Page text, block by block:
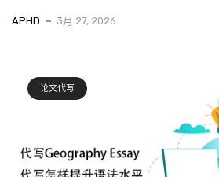
APHD 3月 27, 2026
论文代写